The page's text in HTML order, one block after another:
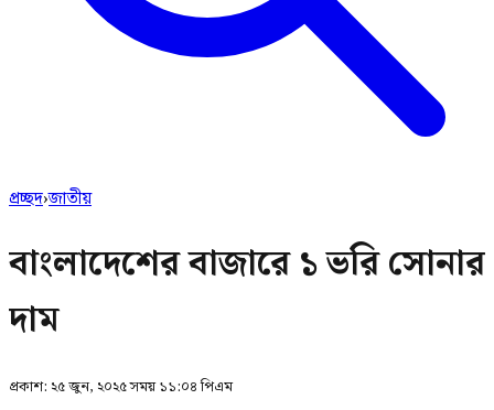
প্রচ্ছদ›জাতীয়
বাংলাদেশের বাজারে ১ ভরি সোনার
দাম
প্রকাশ: ২৫ জুন, ২০২৫ সময় ১১:০৪ পিএম